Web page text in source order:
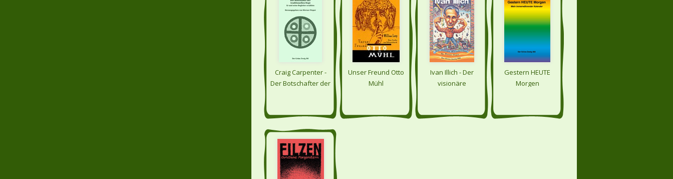
Craig Carpenter -
Der Botschafter der
Unser Freund Otto
Mühl
Ivan Illich - Der
visionäre
Gestern HEUTE
Morgen